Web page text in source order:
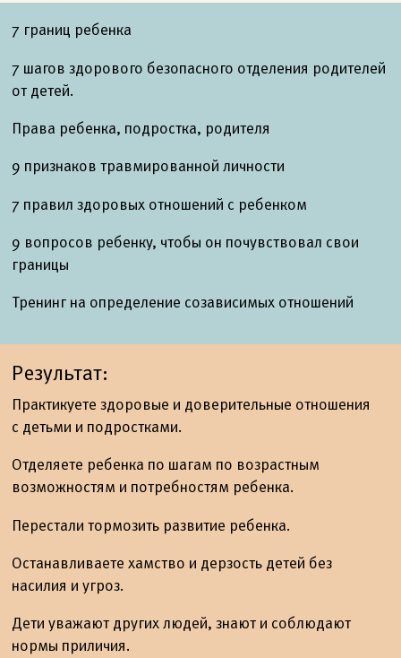
7 границ ребенка
7 шагов здорового безопасного отделения родителей
от детей.
Права ребенка, подростка, родителя
9 признаков травмированной личности
7 правил здоровых отношений с ребенком
9 вопросов ребенку, чтобы он почувствовал свои
границы
Тренинг на определение созависимых отношений
Результат:
Практикуете здоровые и доверительные отношения
с детьми и подростками.
Отделяете ребенка по шагам по возрастным
возможностям и потребностям ребенка.
Перестали тормозить развитие ребенка.
Останавливаете хамство и дерзость детей без
насилия и угроз.
Дети уважают других людей, знают и соблюдают
нормы приличия.